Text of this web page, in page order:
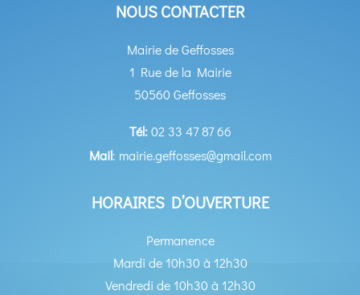
NOUS CONTACTER
Mairie de Geffosses
1 Rue de la Mairie
50560 Geffosses
Tél:02 33 47 87 66
Mail: mairie.geffosses@gmail.com
HORAIRES D’OUVERTURE
Permanence
Mardi de 10h30 à 12h30
Vendredi de 10h30 à 12h30